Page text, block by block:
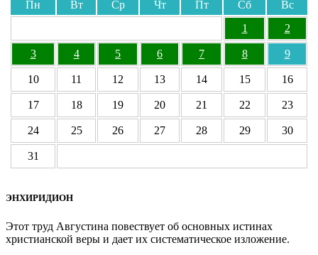
Пн Вт Ср Чт Пт Сб
Вс
1
2
3 4 5 6 7 8 9
10 11 12 13 14 15 16
17 18 19 20 21 22 23
24 25 26 27 28 29 30
31
ЭНХИРИДИОН
Этот труд Августина повествует об основных истинах
христианской веры и дает их систематическое изложение.